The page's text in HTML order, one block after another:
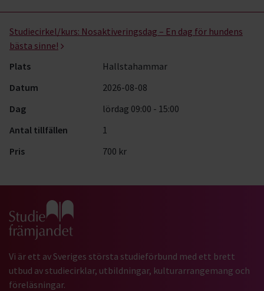
Studiecirkel/kurs: Nosaktiveringsdag – En dag för hundens
bästa sinne!
Plats
Hallstahammar
Datum
2026-08-08
Dag
lördag 09:00 - 15:00
Antal tillfällen
1
Pris
700 kr
Gå till studiefrämjandets startsida
Vi är ett av Sveriges största studieförbund med ett brett
utbud av studiecirklar, utbildningar, kulturarrangemang och
föreläsningar.